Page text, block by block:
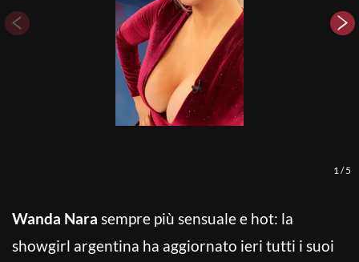
1 /5
Wanda Nara sempre più sensuale e hot: la
showgirl argentina ha aggiornato ieri tutti i suoi